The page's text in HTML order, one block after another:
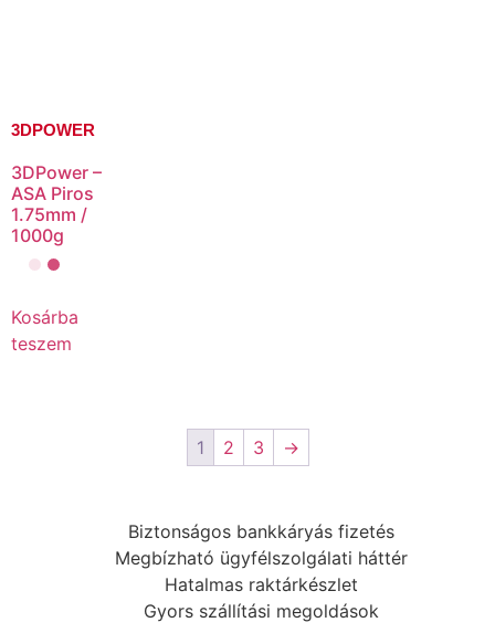
3DPOWER
3DPower –
ASA Piros
1.75mm /
1000g
Kosárba
teszem
1 2 3 →
Biztonságos bankkáryás fizetés
Megbízható ügyfélszolgálati háttér
Hatalmas raktárkészlet
Gyors szállítási megoldások